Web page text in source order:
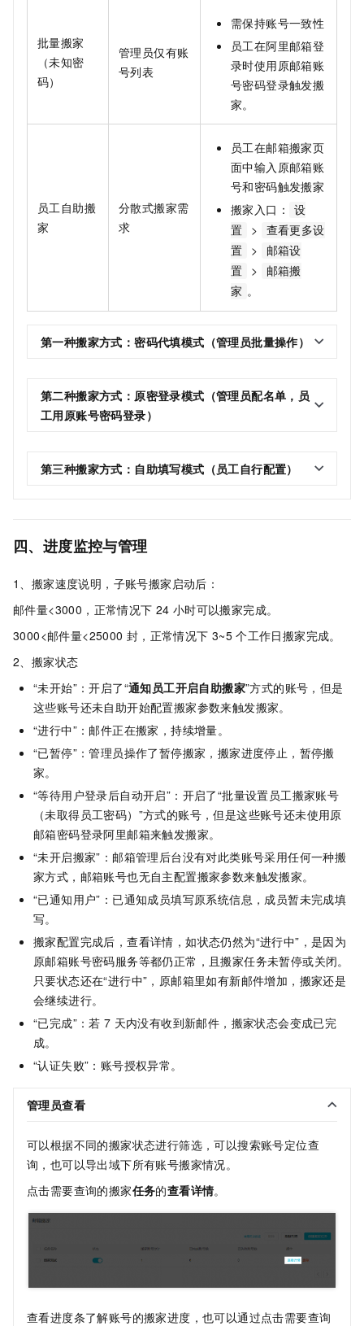
批量搬家
（未知密
码）
管理员仅有账
号列表
需保持账号一致性
员工在阿里邮箱登
录时使用原邮箱账
号密码登录触发搬
家。
员工自助搬
家
分散式搬家需
求
员工在邮箱搬家页
面中输入原邮箱账
号和密码触发搬家
搬家入口：
设
置
>
查看更多设
置
>
邮箱设
置
>
邮箱搬
家 。
第一种搬家方式：密码代填模式（管理员批量操作）
第二种搬家方式：原密登录模式（管理员配名单，员
工用原账号密码登录）
第三种搬家方式：自助填写模式（员工自行配置）
四、进度监控与管理
1、搬家速度说明，子账号搬家启动后：
邮件量<3000，正常情况下 24 小时可以搬家完成。
3000<邮件量<25000 封，正常情况下 3~5 个工作日搬家完成。
2、搬家状态
“未开始”：开启了“通知员工开启自助搬家”方式的账号，但是
这些账号还未自助开始配置搬家参数来触发搬家。
“进行中”：邮件正在搬家，持续增量。
“已暂停”：管理员操作了暂停搬家，搬家进度停止，暂停搬
家。
“等待用户登录后自动开启”：开启了“批量设置员工搬家账号
（未取得员工密码）”方式的账号，但是这些账号还未使用原
邮箱密码登录阿里邮箱来触发搬家。
“未开启搬家”：邮箱管理后台没有对此类账号采用任何一种搬
家方式，邮箱账号也无自主配置搬家参数来触发搬家。
“已通知用户”：已通知成员填写原系统信息，成员暂未完成填
写。
搬家配置完成后，查看详情，如状态仍然为“进行中”，是因为
原邮箱账号密码服务等都仍正常，且搬家任务未暂停或关闭。
只要状态还在“进行中”，原邮箱里如有新邮件增加，搬家还是
会继续进行。
“已完成”：若 7 天内没有收到新邮件，搬家状态会变成已完
成。
“认证失败”：账号授权异常。
管理员查看
可以根据不同的搬家状态进行筛选，可以搜索账号定位查
询，也可以导出域下所有账号搬家情况。
点击需要查询的搬家任务的查看详情。
查看进度条了解账号的搬家进度，也可以通过点击需要查询